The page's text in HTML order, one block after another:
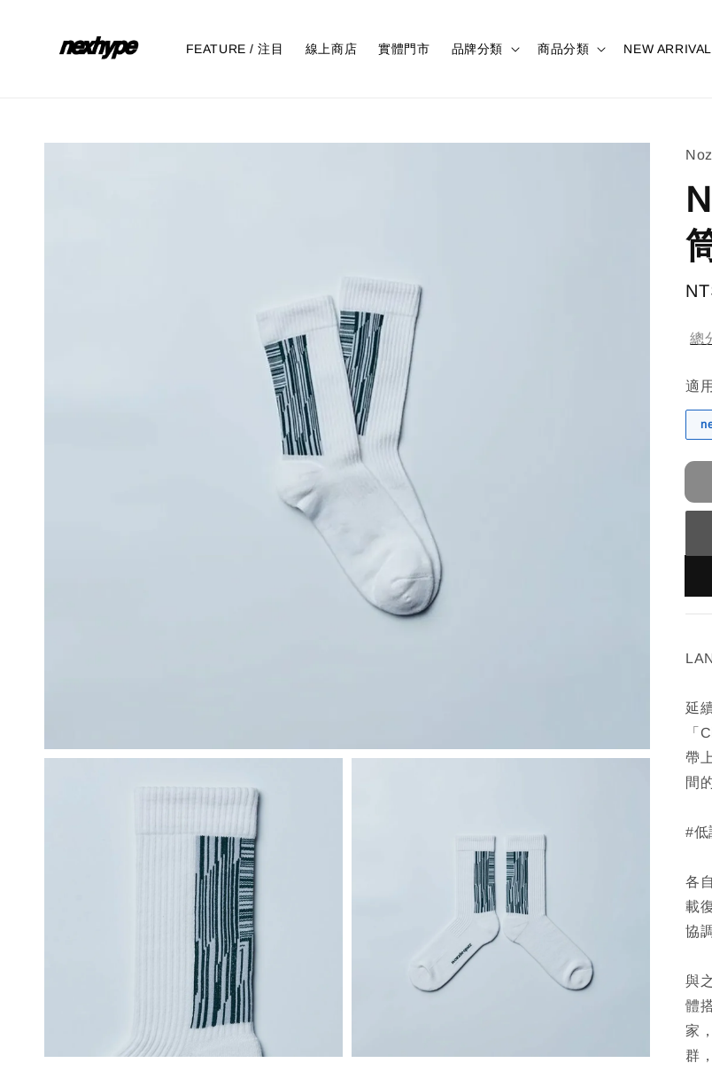
FEATURE / 注目 線上商店 實體門市 品牌分類 商品分類 NEW ARRIVAL
總
適
延
「
帶
間
#低
各
載
協
與
體
家
群